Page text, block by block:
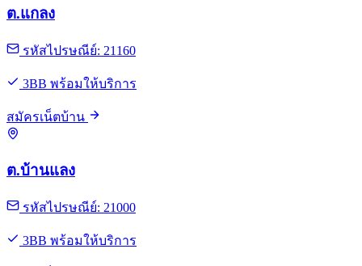
ต.แกลง
รหัสไปรษณีย์: 21160
3BB พร้อมให้บริการ
สมัครเน็ตบ้าน
ต.บ้านแลง
รหัสไปรษณีย์: 21000
3BB พร้อมให้บริการ